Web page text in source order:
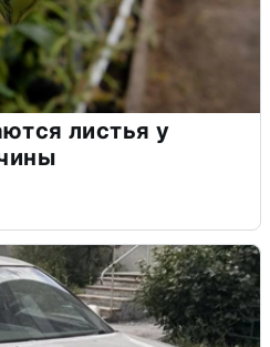
листья у